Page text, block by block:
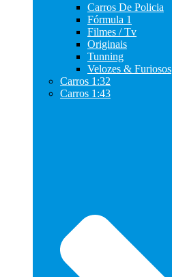
Carros De Policia
Fórmula 1
Filmes / Tv
Originais
Tunning
Velozes & Furiosos
Carros 1:32
Carros 1:43